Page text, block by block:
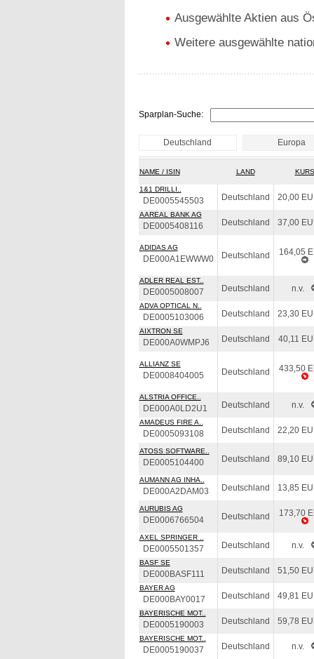
Ausgewählte Aktien aus
Weitere ausgewählte
Sparplan-Suche:
Deutschland Europa
NAME / ISIN LAND KURS
1&1 DRILLI..
DE0005545503 Deutschland 20,00
AAREAL BANK AG
DE0005408116 Deutschland 37,00
ADIDAS AG
DE000A1EWWW0 Deutschland 164,05
ADLER REAL EST..
DE0005008007 Deutschland n.v.
ADVA OPTICAL N..
DE0005103006 Deutschland 23,30
AIXTRON SE
DE000A0WMPJ6 Deutschland 40,11
ALLIANZ SE
DE0008404005 Deutschland 433,50
ALSTRIA OFFICE..
DE000A0LD2U1 Deutschland n.v.
AMADEUS FIRE A..
DE0005093108 Deutschland 22,20
ATOSS SOFTWARE..
DE0005104400 Deutschland 89,10
AUMANN AG INHA..
DE000A2DAM03 Deutschland 13,85
AURUBIS AG
DE0006766504 Deutschland 173,70
AXEL SPRINGER ..
DE0005501357 Deutschland n.v.
BASF SE
DE000BASF111 Deutschland 51,50
BAYER AG
DE000BAY0017 Deutschland 49,81
BAYERISCHE MOT..
DE0005190003 Deutschland 59,78
BAYERISCHE MOT..
DE0005190037 Deutschland n.v.